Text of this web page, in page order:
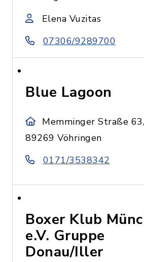
Elena Vuzitas
07306/9289700
Blue Lagoon
Memminger Straße 63,
89269 Vöhringen
0171/3538342
Boxer Klub
e.V. Gruppe
Donau/Iller